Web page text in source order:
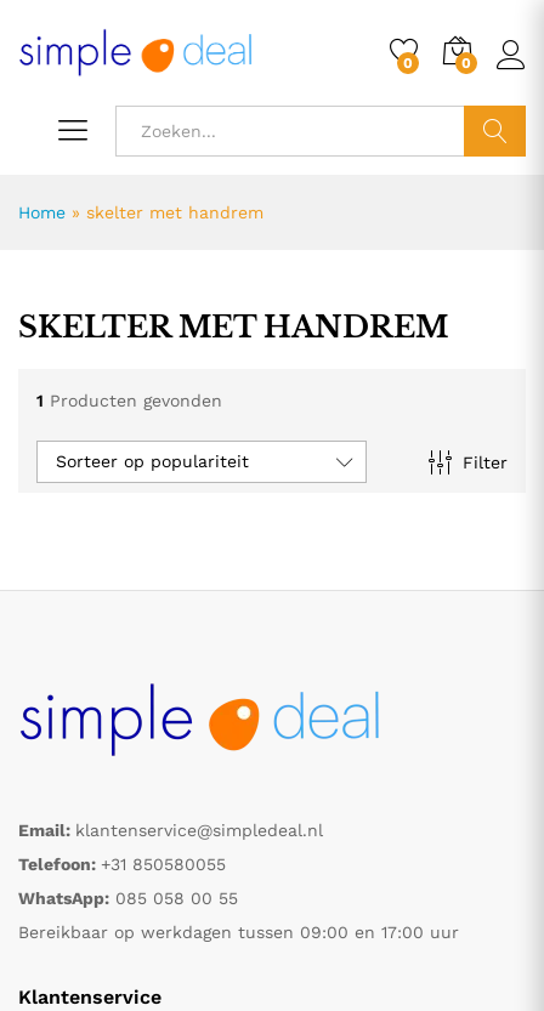
0 0
Home » skelter met handrem
SKELTER MET HANDREM
1 Producten gevonden
Filter
Sorteer op populariteit
Email: klantenservice@simpledeal.nl
Telefoon: +31 850580055
WhatsApp: 085 058 00 55
Bereikbaar op werkdagen tussen 09:00 en 17:00 uur
Klantenservice